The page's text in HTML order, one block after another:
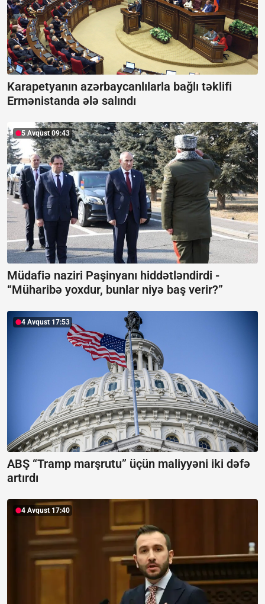
Karapetyanın azərbaycanlılarla bağlı təklifi
Ermənistanda ələ salındı
5 Avqust 09:43
Müdafiə naziri Paşinyanı hiddətləndirdi -
“Müharibə yoxdur, bunlar niyə baş verir?”
4 Avqust 17:53
ABŞ “Tramp marşrutu” üçün maliyyəni iki dəfə
artırdı
4 Avqust 17:40